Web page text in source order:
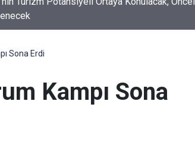
Genç Esnafın Beklentilerini Dinledi
Sona Erdi
Kampı Sona